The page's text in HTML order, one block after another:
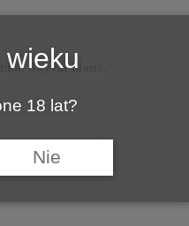
Sayval Blanc,
18 lat?
Nie